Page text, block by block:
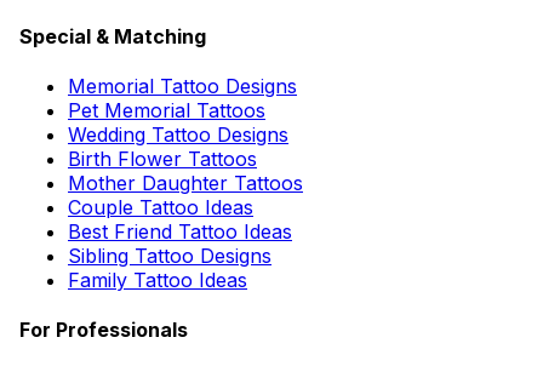
Special & Matching
Memorial Tattoo Designs
Pet Memorial Tattoos
Wedding Tattoo Designs
Birth Flower Tattoos
Mother Daughter Tattoos
Couple Tattoo Ideas
Best Friend Tattoo Ideas
Sibling Tattoo Designs
Family Tattoo Ideas
For Professionals